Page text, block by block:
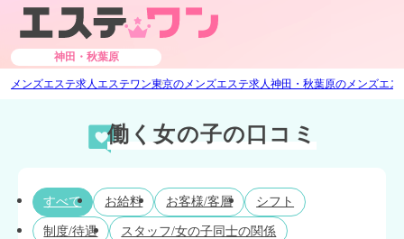
神田・秋葉原
メンズエステ求人エステワン東京のメンズエステ求人神田・秋葉原のメンズエス
働く女の子の口コミ
すべて お給料 お客様/客層 シフト
制度/待遇 スタッフ/女の子同士の関係